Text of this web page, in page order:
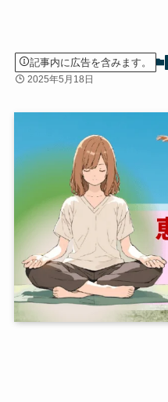
記事内に広告を含みます。
2025年5月18日